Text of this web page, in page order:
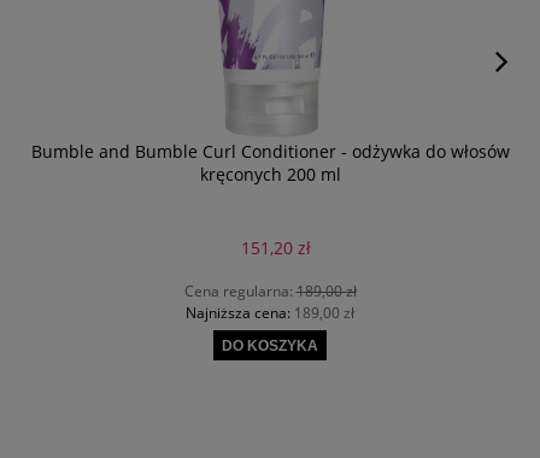
Bumble and Bumble Curl Conditioner - odżywka do włosów
kręconych 200 ml
151,20 zł
Cena regularna:189,00 zł
Najniższa cena: 189,00 zł
DO KOSZYKA